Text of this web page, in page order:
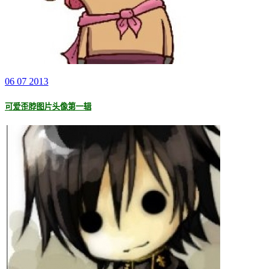
06 07 2013
可爱歪脖图片头像第一辑